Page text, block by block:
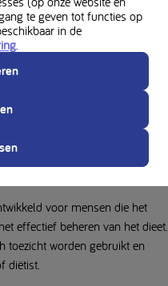
verschillende uitdagingen met
Als baby, kind, tiener en
variëren. Bijvoorbeeld,
moeten leren omgaan
maken krijgen met sociale druk
beheren terwijl ze een
voor mensen die het
effectief beheren van het dieet.
toezicht worden gebruikt en
diëtist.
te geven tot functies op
in de